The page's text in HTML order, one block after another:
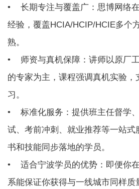
• 长期专注与覆盖广： 思博网络
经验，覆盖HCIA/HCIP/HCIE多个
熟。
• 师资与真机保障：讲师以原厂
的专家为主，课程强调真机实验，
习。
• 标准化服务：提供班主任督学
试、考前冲刺、就业推荐等一站式
书和技能同步落地的学员。
• 适合宁波学员的优势：即便你
系能保证你获得与一线城市同样质